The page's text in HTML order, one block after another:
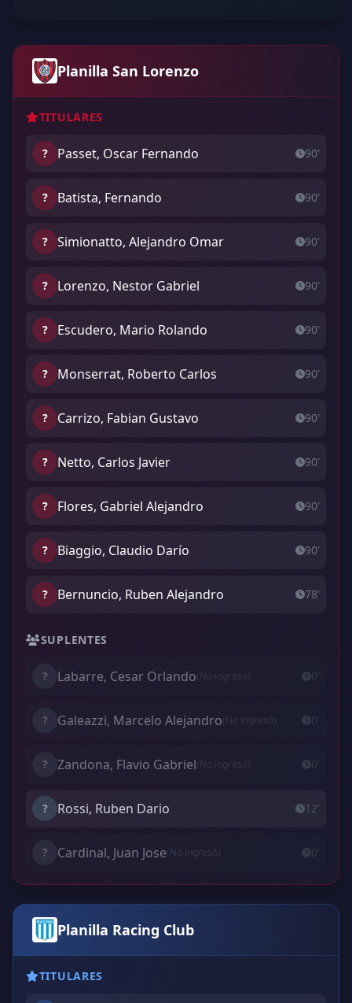
Planilla San Lorenzo
TITULARES
? Passet, Oscar Fernando 90'
? Batista, Fernando 90'
? Simionatto, Alejandro Omar 90'
? Lorenzo, Nestor Gabriel 90'
? Escudero, Mario Rolando 90'
? Monserrat, Roberto Carlos 90'
? Carrizo, Fabian Gustavo 90'
? Netto, Carlos Javier 90'
? Flores, Gabriel Alejandro 90'
? Biaggio, Claudio Darío 90'
? Bernuncio, Ruben Alejandro 78'
SUPLENTES
? Labarre, Cesar Orlando(No ingresó) 0'
? Galeazzi, Marcelo Alejandro(No ingresó) 0'
? Zandona, Flavio Gabriel(No ingresó) 0'
? Rossi, Ruben Dario 12'
? Cardinal, Juan Jose(No ingresó) 0'
Planilla Racing Club
TITULARES